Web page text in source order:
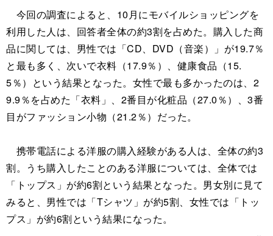
今回の調査によると、10月にモバイルショッピングを
利用した人は、回答者全体の約3割を占めた。購入した商
品に関しては、男性では「CD、DVD（音楽）」が19.7％
と最も多く、次いで衣料（17.9％）、健康食品（15.
5％）という結果となった。女性で最も多かったのは、2
9.9％を占めた「衣料」、2番目が化粧品（27.0％）、3番
目がファッション小物（21.2％）だった。
携帯電話による洋服の購入経験がある人は、全体の約3
割。うち購入したことのある洋服については、全体では
「トップス」が約6割という結果となった。男女別に見て
みると、男性では「Tシャツ」が約5割、女性では「トッ
プス」が約6割という結果になった。